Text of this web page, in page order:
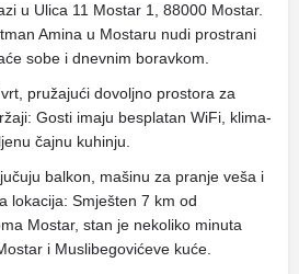
u Ulica 11 Mostar 1, 88000 Mostar.
Amina u Mostaru nudi prostrani
sobe i dnevnim boravkom.
pružajući dovoljno prostora za
Gosti imaju besplatan WiFi, klima-
čajnu kuhinju.
balkon, mašinu za pranje veša i
lokacija: Smješten 7 km od
Mostar, stan je nekoliko minuta
i Muslibegovićeve kuće.